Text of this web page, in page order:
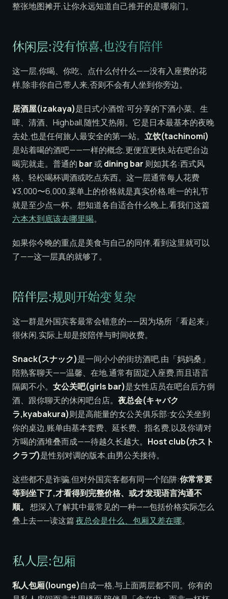
整张地图摊开,让你永远知道自己推开的是哪扇门。
休闲层:没有惊喜,也没有陪伴
这一层,你喝、你吃、点什么付什么——没有入座费的花
样,除非你自己带人来,否则不会有人坐到你旁边。
居酒屋(izakaya)是日式小酒馆:可分享的下酒小菜、生
啤、清酒、Highball,随性又热闹。它是日本最基本的夜晚
去处,也是任何旅人最安全的第一站。 立饮(tachinomi)
是站着喝的酒吧——一样的概念,更便宜更快,站在吧台边
喝完就走。普通的 bar或dining bar 则如其名:西式风
格、轻松喝杯调酒或吃点东西。这一层通常每人花费
¥3,000〜6,000,菜单上的价格就是真实价格,唯一的礼节
就是至少点一杯。想知道各自适合什么晚上,看我们这篇
六本木到底该去哪里喝。
如果你今晚的重点是美食与自己的同伴,看到这里就可以
了——这一层真的就够了。
陪伴层:规则开始变复杂
这一群是外国宾客最常会错意的——因为场所「看起来」
很休闲,实际上却是按陪伴与时间收费。
Snack(スナック)是一间小小的街坊酒吧,由「妈妈桑」
陪熟客聊天——温馨、在地,通常有固定入座费,而且语言
隔阂不小。 女公关吧(girls bar)是女性店员在吧台后方倒
酒、跟你聊天的休闲吧台店。 夜总会(キャバク
ラ,kyabakura)则是高能量的女公关俱乐部:女公关坐到
你的桌边,账单由基本套费、延长费、指名费,以及你请对
方喝的酒堆叠而成——待越久长越大。 Host club(ホスト
クラブ)是性别对调的版本,由男公关接待。
这些都不是诈骗,但对外国宾客都有同一个陷阱:你常常要
等到坐下了,才看得到完整价格、或才发现语言沟通不
顺。 想深入了解其中最常见的一种——包括价格实际怎么
叠上去——读这篇夜总会是什么、包厢又差在哪。
私人层:包厢
私人包厢(lounge)自成一格,与上面两层都不同。你有的